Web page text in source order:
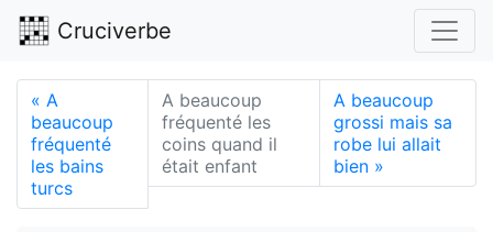
Cruciverbe
« A
beaucoup
fréquenté
les bains
turcs
A beaucoup
fréquenté les
coins quand il
était enfant
A beaucoup
grossi mais sa
robe lui allait
bien »